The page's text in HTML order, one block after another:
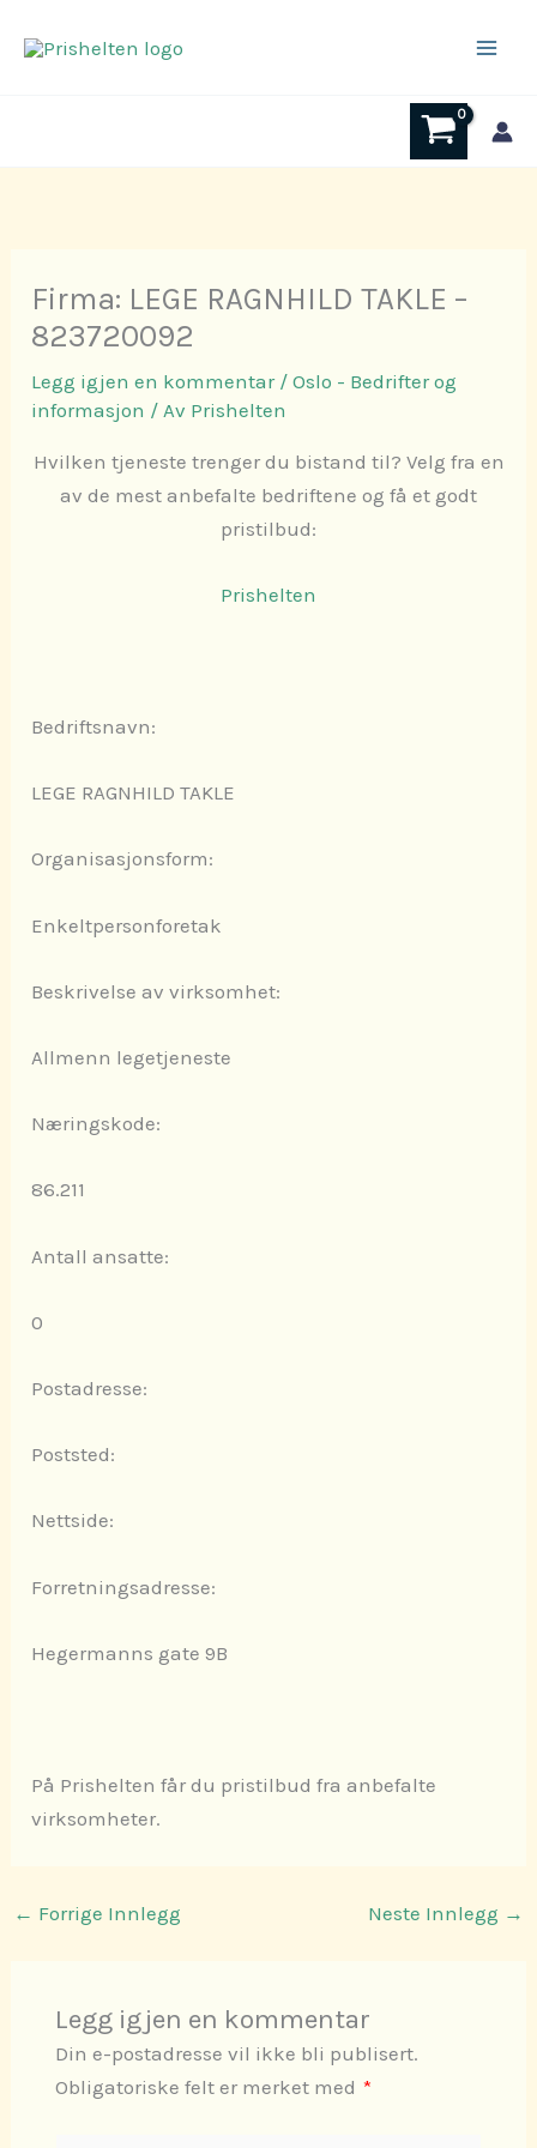
rett
Firma: LEGE RAGNHILD TAKLE –
823720092
Legg igjen en kommentar /Oslo - Bedrifter og
informasjon / Av Prishelten
Hvilken tjeneste trenger du bistand til? Velg fra en
av de mest anbefalte bedriftene og få et godt
pristilbud:
Prishelten
Bedriftsnavn:
LEGE RAGNHILD TAKLE
Organisasjonsform:
Enkeltpersonforetak
Beskrivelse av virksomhet:
Allmenn legetjeneste
Næringskode:
86.211
Antall ansatte:
0
Postadresse:
Poststed:
Nettside:
Forretningsadresse:
Hegermanns gate 9B
På Prishelten får du pristilbud fra anbefalte
virksomheter.
← Forrige Innlegg Neste Innlegg →
Legg igjen en kommentar
Din e-postadresse vil ikke bli publisert.
Obligatoriske felt er merket med *